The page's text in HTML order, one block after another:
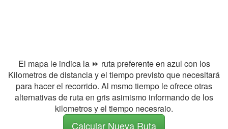
El mapa le indica la ⏩ ruta preferente en azul con los
Kilometros de distancia y el tiempo previsto que necesitará
para hacer el recorrido. Al msmo tiempo le ofrece otras
alternativas de ruta en gris asimismo informando de los
kilometros y el tiempo necesraio.
Calcular Nueva Ruta